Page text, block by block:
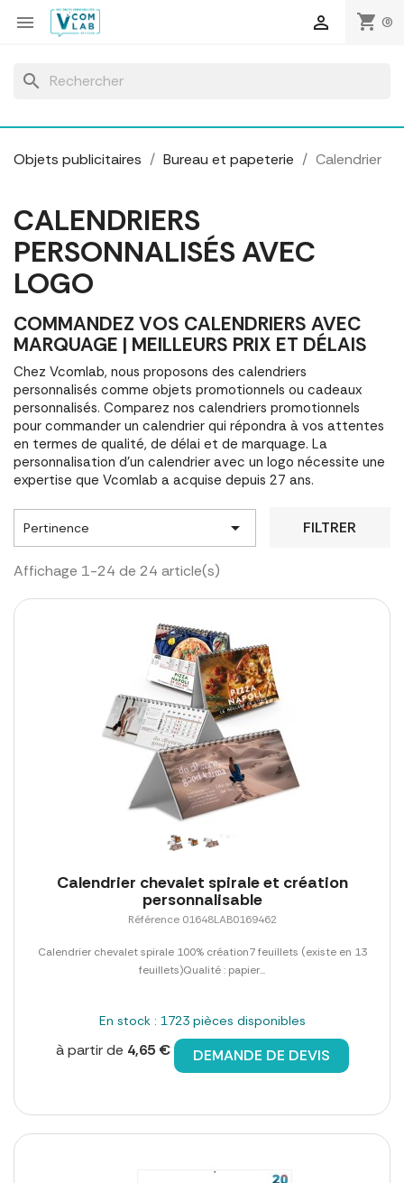
 shopping_cart (0)

search
Objets publicitaires Bureau et papeterie Calendrier
CALENDRIERS
PERSONNALISÉS AVEC
LOGO
COMMANDEZ VOS CALENDRIERS AVEC
MARQUAGE | MEILLEURS PRIX ET DÉLAIS
Chez Vcomlab, nous proposons des calendriers
personnalisés comme objets promotionnels ou cadeaux
personnalisés. Comparez nos calendriers promotionnels
pour commander un calendrier qui répondra à vos attentes
en termes de qualité, de délai et de marquage. La
personnalisation d'un calendrier avec un logo nécessite une
expertise que Vcomlab a acquise depuis 27 ans.
Pertinence  FILTRER
Affichage 1-24 de 24 article(s)
Calendrier chevalet spirale et création
personnalisable
Référence 01648LAB0169462
Calendrier chevalet spirale 100% création7 feuillets (existe en 13
feuillets)Qualité : papier...
En stock : 1723 pièces disponibles
à partir de 4,65 € DEMANDE DE DEVIS
Panneau de gestion des cookies